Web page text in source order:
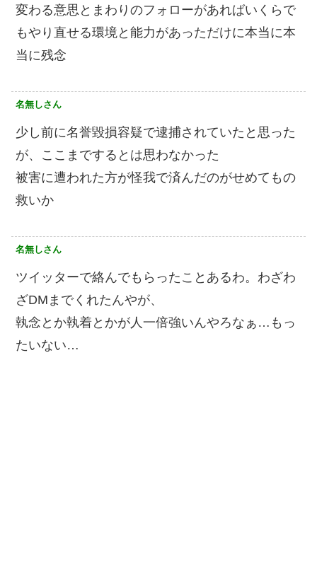
変わる意思とまわりのフォローがあればいくらで
もやり直せる環境と能力があっただけに本当に本
当に残念
名無しさん
少し前に名誉毀損容疑で逮捕されていたと思った
が、ここまでするとは思わなかった
被害に遭われた方が怪我で済んだのがせめてもの
救いか
名無しさん
ツイッターで絡んでもらったことあるわ。わざわ
ざDMまでくれたんやが、
執念とか執着とかが人一倍強いんやろなぁ…もっ
たいない…